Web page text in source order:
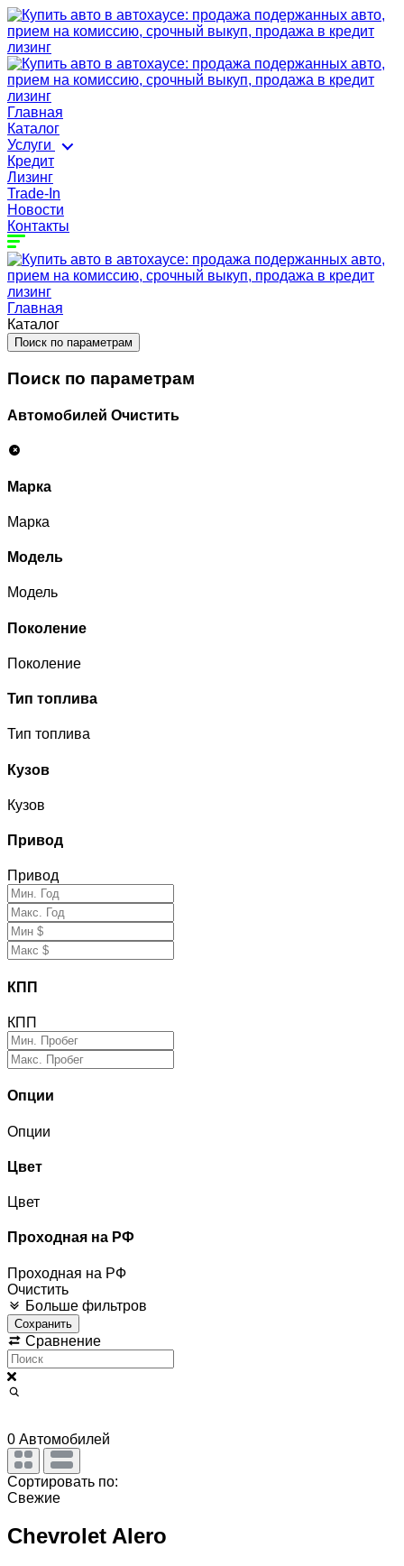
Главная
Каталог
Услуги
Кредит
Лизинг
Trade-In
Новости
Контакты
Главная
Каталог
Поиск по параметрам
Поиск по параметрам
Автомобилей Очистить
Марка
Марка
Модель
Модель
Поколение
Поколение
Тип топлива
Тип топлива
Кузов
Кузов
Привод
Привод
КПП
КПП
Опции
Опции
Цвет
Цвет
Проходная на РФ
Проходная на РФ
Очистить
Больше фильтров
Сохранить
Сравнение
0 Автомобилей
Сортировать по:
Свежие
Chevrolet Alero